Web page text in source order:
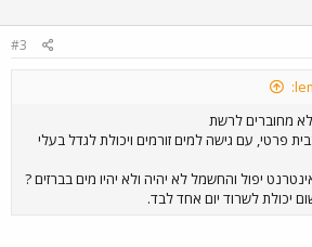
#3
מחוברים לרשת
פרטי, עם גישה למים זורמים ויכולת לגדל בעלי
יפול והחשמל לא יהיה ולא יהיו מים בברזים ?
יכולת לשרוד יום אחד לבד.